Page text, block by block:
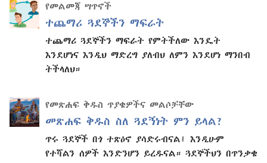
የመልመጃ ሣጥኖች
ተጨማሪ ጓደኞችን ማፍራት
ተጨማሪ ጓደኞችን ማፍራት የምትችለው እንዴት
እንደሆነና እንዲህ ማድረግ ያለብህ ለምን እንደሆነ ማንበብ
ትችላለህ።
የመጽሐፍ ቅዱስ ጥያቄዎችና መልሶቻቸው
መጽሐፍ ቅዱስ ስለ ጓደኝነት ምን ይላል?
ጥሩ ጓደኞች በጎ ተጽዕኖ ያሳድሩብናል፤ እንዲሁም
የተሻልን ሰዎች እንድንሆን ይረዱናል። ጓደኞችህን በጥንቃቄ